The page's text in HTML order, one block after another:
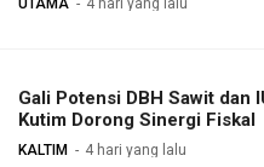
UTAMA 4 hari yang lalu
Gali Potensi DBH Sawit dan
Kutim Dorong Sinergi Fiskal
KALTIM 4 hari yang lalu